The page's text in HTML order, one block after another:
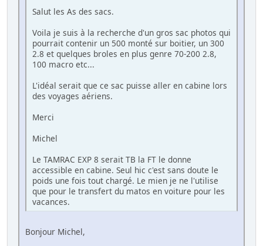
Salut les As des sacs.
Voila je suis à la recherche d'un gros sac photos qui
pourrait contenir un 500 monté sur boitier, un 300
2.8 et quelques broles en plus genre 70-200 2.8,
100 macro etc...
L'idéal serait que ce sac puisse aller en cabine lors
des voyages aériens.
Merci
Michel
Le TAMRAC EXP 8 serait TB la FT le donne
accessible en cabine. Seul hic c'est sans doute le
poids une fois tout chargé. Le mien je ne l'utilise
que pour le transfert du matos en voiture pour les
vacances.
Bonjour Michel,